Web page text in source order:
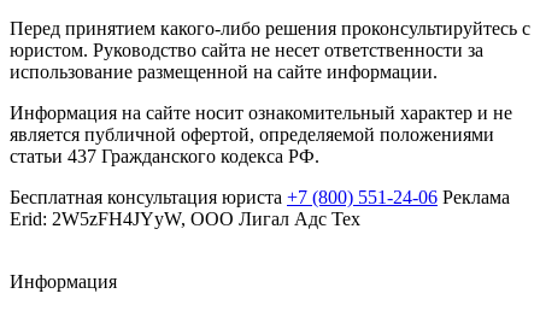
Перед принятием какого-либо решения проконсультируйтесь с
юристом. Руководство сайта не несет ответственности за
использование размещенной на сайте информации.
Информация на сайте носит ознакомительный характер и не
является публичной офертой, определяемой положениями
статьи 437 Гражданского кодекса РФ.
Бесплатная консультация юриста +7 (800) 551-24-06 Реклама
Erid: 2W5zFH4JYyW, ООО Лигал Адс Тех
Информация